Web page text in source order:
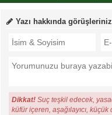
Yazı hakkında
Dikkat! Suç teşkil edecek,
küfür içeren, aşağılayıcı,